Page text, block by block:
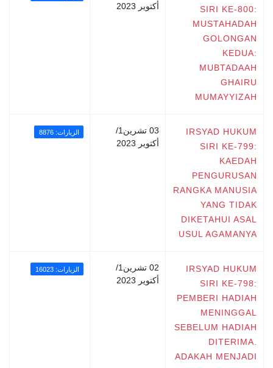
SIRI KE-800:
MUSTAHADAH
GOLONGAN
KEDUA:
MUBTADAAH
GHAIRU
MUMAYYIZAH
أكتوير 2023
IRSYAD HUKUM
SIRI KE-799:
KAEDAH
PENGURUSAN
RANGKA MANUSIA
YANG TIDAK
DIKETAHUI ASAL
USUL AGAMANYA
03 تشرين1/
أكتوير 2023
الزيارات: 8876
IRSYAD HUKUM
SIRI KE-798:
PEMBERI HADIAH
MENINGGAL
SEBELUM HADIAH
DITERIMA.
ADAKAH MENJADI
02 تشرين1/
أكتوير 2023
الزيارات: 16023